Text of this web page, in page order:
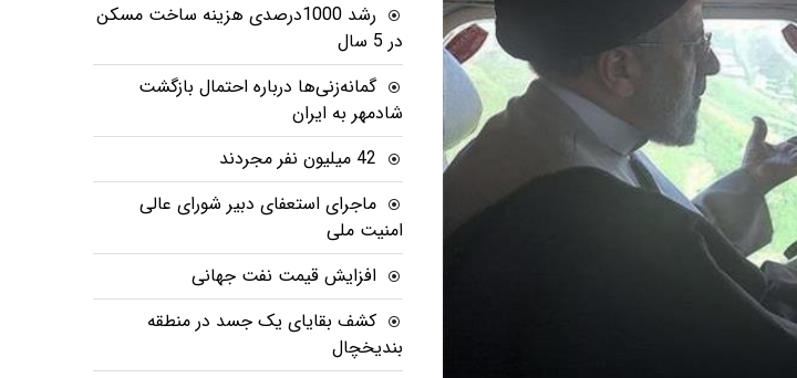
رشد 1000درصدی هزینه ساخت مسکن
در 5 سال
گمانه‌زنی‌ها درباره احتمال بازگشت
شادمهر به ایران
42 میلیون نفر مجردند
ماجرای استعفای دبیر شورای عالی
امنیت ملی
افزایش قیمت نفت جهانی
کشف بقایای یک جسد در منطقه
بندیخچال